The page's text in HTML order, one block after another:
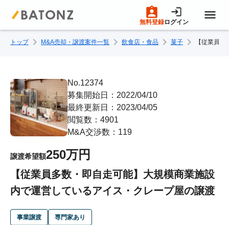
無料登録ログイン
トップページ
M&A案件一覧
売りたい方へ
成約事例
M&A専門家の方へ
トップ M&A売却・譲渡案件一覧 飲食店・食品 菓子 【従業員
No.12374
募集開始日：2022/04/10
最終更新日：2023/04/05
閲覧数：4901
M&A交渉数：119
譲渡希望額250万円
【従業員多数・即自走可能】大規模商業施設
内で運営しているアイス・クレープ屋の譲渡
事業譲渡 専門家あり